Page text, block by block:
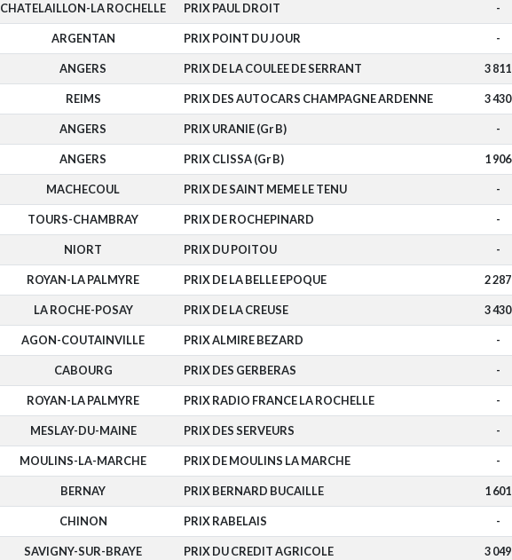
CHATELAILLON-LA ROCHELLE PRIX PAUL DROIT -
ARGENTAN PRIX POINT DU JOUR -
ANGERS PRIX DE LA COULEE DE SERRANT 3 811
REIMS PRIX DES AUTOCARS CHAMPAGNE ARDENNE 3 430
ANGERS PRIX URANIE (Gr B) -
ANGERS PRIX CLISSA (Gr B) 1 906
MACHECOUL PRIX DE SAINT MEME LE TENU -
TOURS-CHAMBRAY PRIX DE ROCHEPINARD -
NIORT PRIX DU POITOU -
ROYAN-LA PALMYRE PRIX DE LA BELLE EPOQUE 2 287
LA ROCHE-POSAY PRIX DE LA CREUSE 3 430
AGON-COUTAINVILLE PRIX ALMIRE BEZARD -
CABOURG PRIX DES GERBERAS -
ROYAN-LA PALMYRE PRIX RADIO FRANCE LA ROCHELLE -
MESLAY-DU-MAINE PRIX DES SERVEURS -
MOULINS-LA-MARCHE PRIX DE MOULINS LA MARCHE -
BERNAY PRIX BERNARD BUCAILLE 1 601
CHINON PRIX RABELAIS -
SAVIGNY-SUR-BRAYE PRIX DU CREDIT AGRICOLE 3 049